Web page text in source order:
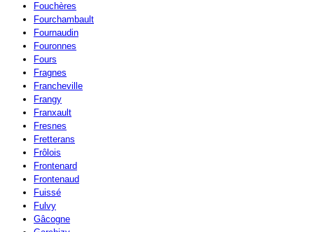
Fouchères
Fourchambault
Fournaudin
Fouronnes
Fours
Fragnes
Francheville
Frangy
Franxault
Fresnes
Fretterans
Frôlois
Frontenard
Frontenaud
Fuissé
Fulvy
Gâcogne